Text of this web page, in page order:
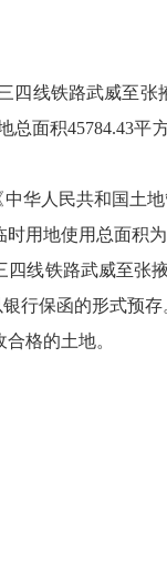
四线铁路武威至张
面积45784.43平
中华人民共和国土
时用地使用总面积为
四线铁路武威至张
行保函的形式预存
格的土地。